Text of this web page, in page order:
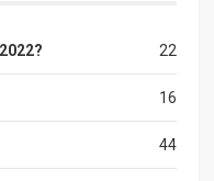
22
16
44